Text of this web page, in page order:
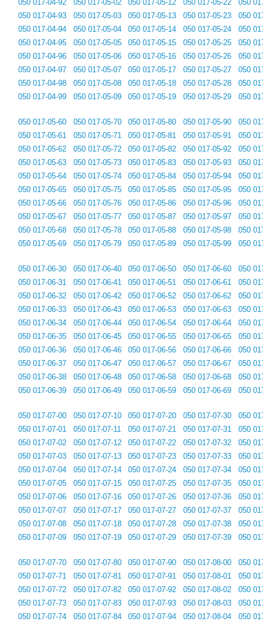
050 017-04-92
050 017-04-93
050 017-04-94
050 017-04-95
050 017-04-96
050 017-04-97
050 017-04-98
050 017-04-99
050 017-05-02
050 017-05-03
050 017-05-04
050 017-05-05
050 017-05-06
050 017-05-07
050 017-05-08
050 017-05-09
050 017-05-12
050 017-05-13
050 017-05-14
050 017-05-15
050 017-05-16
050 017-05-17
050 017-05-18
050 017-05-19
050 017-05-22
050 017-05-23
050 017-05-24
050 017-05-25
050 017-05-26
050 017-05-27
050 017-05-28
050 017-05-29
050
050
050
050
050
050
050
050
050 017-05-60
050 017-05-61
050 017-05-62
050 017-05-63
050 017-05-64
050 017-05-65
050 017-05-66
050 017-05-67
050 017-05-68
050 017-05-69
050 017-05-70
050 017-05-71
050 017-05-72
050 017-05-73
050 017-05-74
050 017-05-75
050 017-05-76
050 017-05-77
050 017-05-78
050 017-05-79
050 017-05-80
050 017-05-81
050 017-05-82
050 017-05-83
050 017-05-84
050 017-05-85
050 017-05-86
050 017-05-87
050 017-05-88
050 017-05-89
050 017-05-90
050 017-05-91
050 017-05-92
050 017-05-93
050 017-05-94
050 017-05-95
050 017-05-96
050 017-05-97
050 017-05-98
050 017-05-99
050
050
050
050
050
050
050
050
050
050
050 017-06-30
050 017-06-31
050 017-06-32
050 017-06-33
050 017-06-34
050 017-06-35
050 017-06-36
050 017-06-37
050 017-06-38
050 017-06-39
050 017-06-40
050 017-06-41
050 017-06-42
050 017-06-43
050 017-06-44
050 017-06-45
050 017-06-46
050 017-06-47
050 017-06-48
050 017-06-49
050 017-06-50
050 017-06-51
050 017-06-52
050 017-06-53
050 017-06-54
050 017-06-55
050 017-06-56
050 017-06-57
050 017-06-58
050 017-06-59
050 017-06-60
050 017-06-61
050 017-06-62
050 017-06-63
050 017-06-64
050 017-06-65
050 017-06-66
050 017-06-67
050 017-06-68
050 017-06-69
050
050
050
050
050
050
050
050
050
050
050 017-07-00
050 017-07-01
050 017-07-02
050 017-07-03
050 017-07-04
050 017-07-05
050 017-07-06
050 017-07-07
050 017-07-08
050 017-07-09
050 017-07-10
050 017-07-11
050 017-07-12
050 017-07-13
050 017-07-14
050 017-07-15
050 017-07-16
050 017-07-17
050 017-07-18
050 017-07-19
050 017-07-20
050 017-07-21
050 017-07-22
050 017-07-23
050 017-07-24
050 017-07-25
050 017-07-26
050 017-07-27
050 017-07-28
050 017-07-29
050 017-07-30
050 017-07-31
050 017-07-32
050 017-07-33
050 017-07-34
050 017-07-35
050 017-07-36
050 017-07-37
050 017-07-38
050 017-07-39
050
050
050
050
050
050
050
050
050
050
050 017-07-70
050 017-07-71
050 017-07-72
050 017-07-73
050 017-07-74
050 017-07-80
050 017-07-81
050 017-07-82
050 017-07-83
050 017-07-84
050 017-07-90
050 017-07-91
050 017-07-92
050 017-07-93
050 017-07-94
050 017-08-00
050 017-08-01
050 017-08-02
050 017-08-03
050 017-08-04
050
050
050
050
050